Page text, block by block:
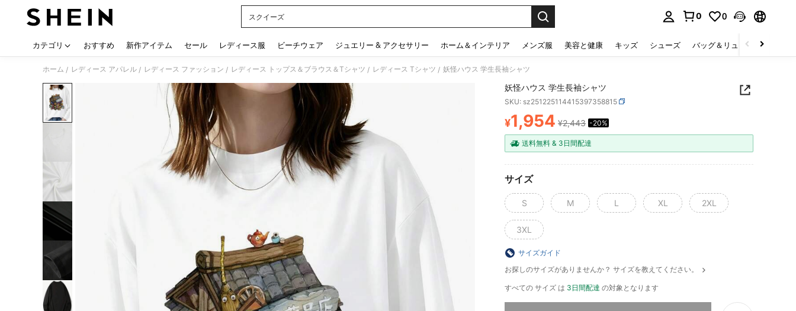
スクイーズ
0 0
カテゴリ おすすめ 新作アイテム セール レディース服 ビーチウェア ジュエリー & アクセサリー ホーム＆インテリア メンズ服 美容と健康 キッズ シューズ バッグ＆リュック
ホーム / レディース アパレル / レディース ファッション / レディース トップス＆ブラウス＆Tシャツ / レディース Tシャツ / 妖怪ハウス 学生長袖シャツ
妖怪ハウス 学生長袖シャツ
SKU: sz251225114415397358815
PRICE AND AVAILABILITY
¥1,954 ¥2,443 -20%
送料無料 & 3日間配達
サイズ
S M L XL 2XL
3XL
サイズガイド
お探しのサイズがありませんか？ サイズを教えてください。
すべての サイズ は 3日間配達 の対象となります
申し訳ありませんが、この商品は完売しました。